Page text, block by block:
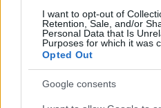
I want to opt-out of
Retention, Sale, and/or
Personal Data that Is
Purposes for which it was
Opted Out
Google consents
F
a
ce
b
T
w
it
te
Pi
te
re
W
at
s
Articolo